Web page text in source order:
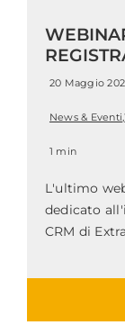
20 Maggio
News & Eventi ,
1 min
L'ultimo
dedicato
CRM di